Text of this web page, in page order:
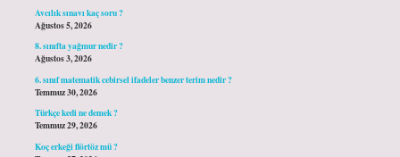
Avcılık sınavı kaç soru ?
Ağustos 5, 2026
8. sınıfta yağmur nedir ?
Ağustos 3, 2026
6. sınıf matematik cebirsel ifadeler benzer terim nedir ?
Temmuz 30, 2026
Türkçe kedi ne demek ?
Temmuz 29, 2026
Koç erkeği flörtöz mü ?